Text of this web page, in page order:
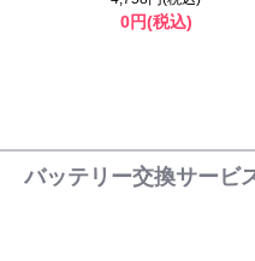
0円(税込)
バッテリー交換サービ